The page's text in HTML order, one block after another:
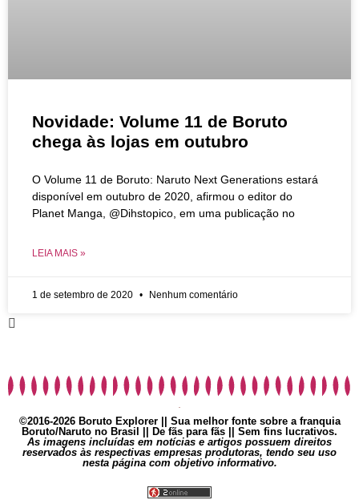
Novidade: Volume 11 de Boruto
chega às lojas em outubro
O Volume 11 de Boruto: Naruto Next Generations estará
disponível em outubro de 2020, afirmou o editor do
Planet Manga, @Dihstopico, em uma publicação no
LEIA MAIS »
1 de setembro de 2020 Nenhum comentário
©2016-2026 Boruto Explorer || Sua melhor fonte sobre a franquia
Boruto/Naruto no Brasil || De fãs para fãs || Sem fins lucrativos.
As imagens incluídas em notícias e artigos possuem direitos
reservados às respectivas empresas produtoras, tendo seu uso
nesta página com objetivo informativo.